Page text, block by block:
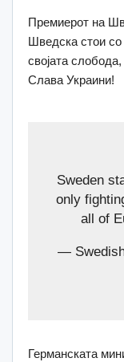
Премиерот на
Шведска стои
својата
Слава Украини!
Sweden
only
all of
—
Германската